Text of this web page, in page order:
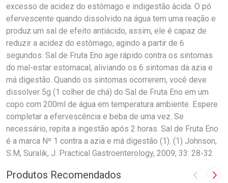
excesso de acidez do estômago e indigestão ácida. O pó
efervescente quando dissolvido na água tem uma reação e
produz um sal de efeito antiácido, assim, ele é capaz de
reduzir a acidez do estômago, agindo a partir de 6
segundos. Sal de Fruta Eno age rápido contra os sintomas
do mal-estar estomacal, aliviando os 6 sintomas da azia e
má digestão. Quando os sintomas ocorrerem, você deve
dissolver 5g (1 colher de chá) do Sal de Fruta Eno em um
copo com 200ml de água em temperatura ambiente. Espere
completar a efervescência e beba de uma vez. Se
necessário, repita a ingestão após 2 horas. Sal de Fruta Eno
é a marca Nº 1 contra a azia e má digestão (1). (1) Johnson,
S.M, Suralik, J. Practical Gastroenterology, 2009; 33: 28-32
Produtos Recomendados Imagem